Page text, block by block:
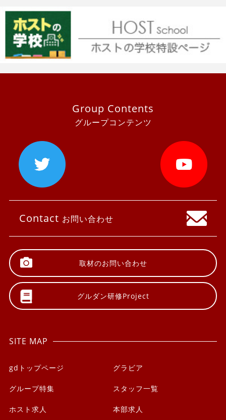
Group Contents
グループコンテンツ
Contact お問い合わせ
取材のお問い合わせ
グルダン研修Project
SITE MAP
gdトップページ グラビア
グループ特集 スタッフ一覧
ホスト求人 本部求人